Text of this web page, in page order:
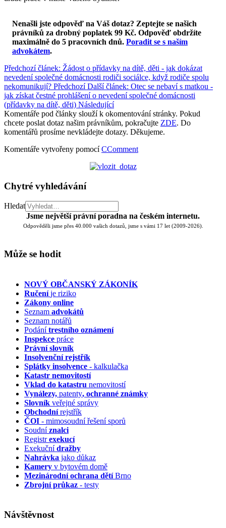
Nenašli jste odpověď na Váš dotaz? Zeptejte se našich
právníků za drobný poplatek 99 Kč. Odpověď obdržíte
maximálně do 5 pracovních dnů. Poradit se s naším
advokátem.
Předchozí článek: Žádost o přídavky na dítě, děti - jak dokázat
nevedení společné domácnosti rodiči sociálce, když rodiče spolu
nekomunikují? Předchozí Další článek: Otec se nebaví s matkou -
jak získat čestné prohlášení o nevedení společné domácnosti
(přídavky na dítě, děti) Následující
Komentáře pod články slouží k okomentování stránky. Pokud
chcete poslat dotaz našim právníkům, pokračujte ZDE. Do
komentářů prosíme nevkládejte dotazy. Děkujeme.
Komentáře vytvořeny pomocíCComment
Chytré vyhledávání
Hledat
Jsme největší právní poradna na českém internetu.
Odpověděli jsme přes 40.000 vašich dotazů, jsme s vámi 17 let (2009-2026).
Může se hodit
NOVÝ OBČANSKÝ ZÁKONÍK
Ručeníje riziko
Zákony online
Seznam advokátů
Seznam notářů
Podánítrestního oznámení
Inspekce práce
Právní slovník
Insolvenčnírejstřík
Splátky insolvence - kalkulačka
Katastr nemovitostí
Vklad do katastru nemovitostí
Vynálezy, patenty, ochranné známky
Slovník veřejné správy
Obchodnírejstřík
ČOI - mimosoudní řešení sporů
Soudníznalci
Registrexekucí
Exekučnídražby
Nahrávka jako důkaz
Kamery v bytovém domě
Mezinárodní ochrana dětíBrno
Zbrojní průkaz - testy
Návštěvnost